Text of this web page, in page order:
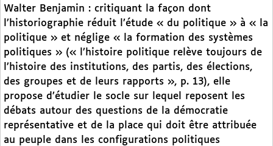
Walter Benjamin : critiquant la façon dont
l’historiographie réduit l’étude « du politique » à « la
politique » et néglige « la formation des systèmes
politiques » (« l’histoire politique relève toujours de
l’histoire des institutions, des partis, des élections,
des groupes et de leurs rapports », p. 13), elle
propose d’étudier le socle sur lequel reposent les
débats autour des questions de la démocratie
représentative et de la place qui doit être attribuée
au peuple dans les configurations politiques